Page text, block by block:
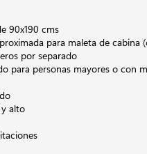
90x190 cms
para maleta de cabina
por separado
para personas mayores o con
y alto